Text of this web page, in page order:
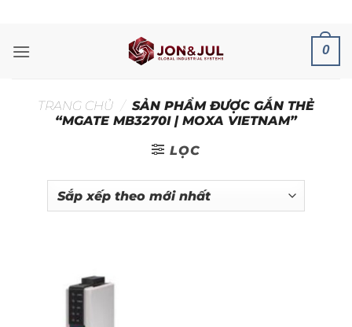
nội
0
TRANG CHỦ / SẢN PHẨM ĐƯỢC GẮN THẺ
“MGATE MB3270I | MOXA VIETNAM”
LỌC